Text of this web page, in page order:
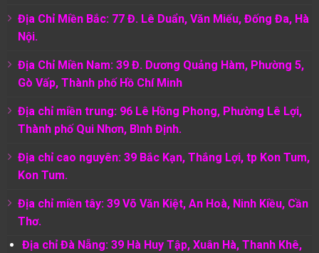
Địa Chỉ Miền Bắc: 77 Đ. Lê Duẩn, Văn Miếu, Đống Đa, Hà
Nội.
Địa Chỉ Miền Nam: 39 Đ. Dương Quảng Hàm, Phường 5,
Gò Vấp, Thành phố Hồ Chí Minh
Địa chỉ miền trung: 96 Lê Hồng Phong, Phường Lê Lợi,
Thành phố Qui Nhơn, Bình Định.
Địa chỉ cao nguyên: 39 Bắc Kạn, Thắng Lợi, tp Kon Tum,
Kon Tum.
Địa chỉ miền tây: 39 Võ Văn Kiệt, An Hoà, Ninh Kiều, Cần
Thơ.
Địa chỉ Đà Nẵng: 39 Hà Huy Tập, Xuân Hà, Thanh Khê,